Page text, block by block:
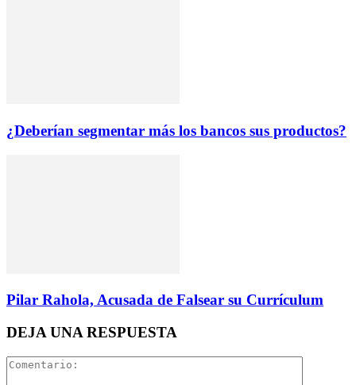
¿Deberían segmentar más los bancos sus productos?
Pilar Rahola, Acusada de Falsear su Currículum
DEJA UNA RESPUESTA